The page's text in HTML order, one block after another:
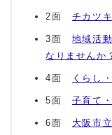
2面 チカツ
3面 地域活
なりませんか
4面 くらし
5面 子育て
6面 大阪市